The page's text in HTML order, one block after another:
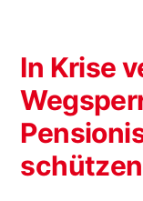
In Krise